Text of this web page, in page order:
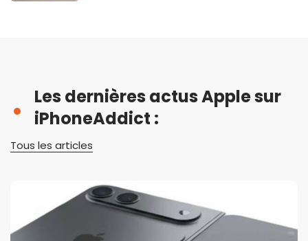
Les dernières actus Apple sur
iPhoneAddict :
Tous les articles